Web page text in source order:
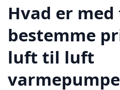
Hvad er
bestemme
luft til luft